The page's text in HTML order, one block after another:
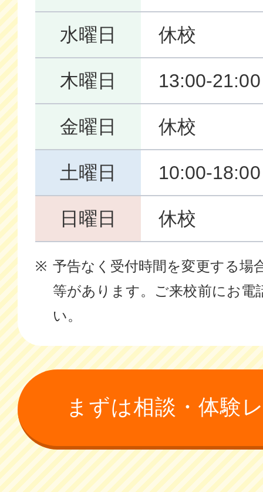
水曜日 休校
木曜日 13:00-21:00
金曜日 休校
土曜日 10:00-18:00
日曜日 休校
予告なく受付時間を変更する場
等があります。ご来校前にお電
い。
まずは相談・体験